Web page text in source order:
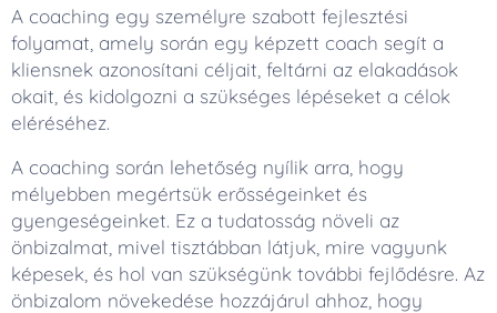
A coaching egy személyre szabott fejlesztési
folyamat, amely során egy képzett coach segít a
kliensnek azonosítani céljait, feltárni az elakadások
okait, és kidolgozni a szükséges lépéseket a célok
eléréséhez.
A coaching során lehetőség nyílik arra, hogy
mélyebben megértsük erősségeinket és
gyengeségeinket. Ez a tudatosság növeli az
önbizalmat, mivel tisztábban látjuk, mire vagyunk
képesek, és hol van szükségünk további fejlődésre. Az
önbizalom növekedése hozzájárul ahhoz, hogy